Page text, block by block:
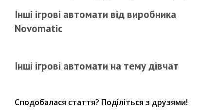
Інші ігрові автомати від виробника
Novomatic
Інші ігрові автомати на тему дівчат
Сподобалася стаття? Поділіться з друзями!